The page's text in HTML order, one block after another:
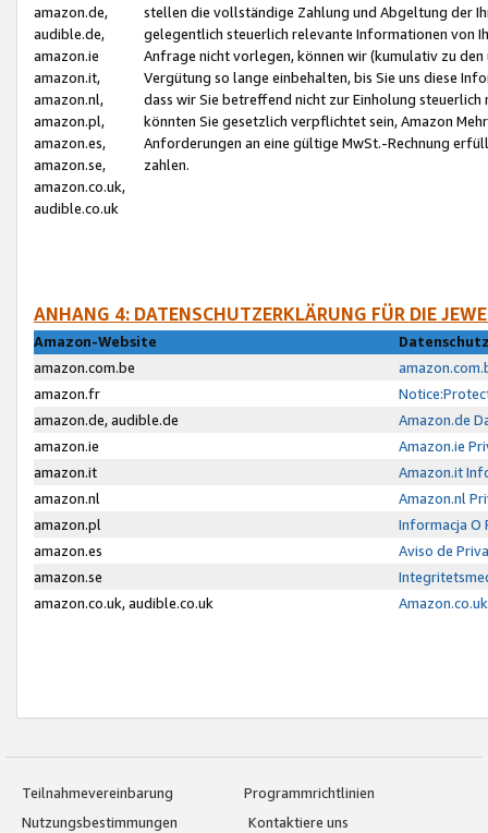
amazon.de,
audible.de,
amazon.ie
amazon.it,
amazon.nl,
amazon.pl,
amazon.es,
amazon.se,
amazon.co.uk,
audible.co.uk
stellen die vollständige Zahlung und Abgeltung der
gelegentlich steuerlich relevante Informationen von
Anfrage nicht vorlegen, können wir (kumulativ zu
Vergütung so lange einbehalten, bis Sie uns diese
dass wir Sie betreffend nicht zur Einholung
könnten Sie gesetzlich verpflichtet sein, Amazon
Anforderungen an eine gültige MwSt.-Rechnung
zahlen.
ANHANG 4: DATENSCHUTZERKLÄRUNG FÜR DIE
Amazon-Website
amazon.com.be
amazon.fr
amazon.de, audible.de
Amazon.de
amazon.ie
Amazon.ie
amazon.it
Amazon.it
amazon.nl
Amazon.nl
amazon.pl
Informacja O
amazon.es
Aviso de
amazon.se
amazon.co.uk, audible.co.uk
Teilnahmevereinbarung
Programmrichtlinien
Nutzungsbestimmungen
Kontaktiere uns